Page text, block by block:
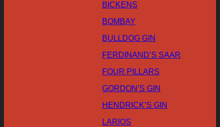
BICKENS
BOMBAY
BULLDOG GIN
FERDINAND’S SAAR
FOUR PILLARS
GORDON’S GIN
HENDRICK’S GIN
LARIOS